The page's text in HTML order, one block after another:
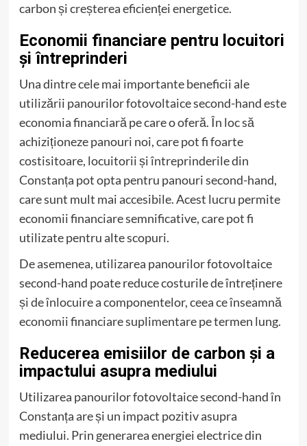
carbon și creșterea eficienței energetice.
Economii financiare pentru locuitori
și întreprinderi
Una dintre cele mai importante beneficii ale
utilizării panourilor fotovoltaice second-hand este
economia financiară pe care o oferă. În loc să
achiziționeze panouri noi, care pot fi foarte
costisitoare, locuitorii și întreprinderile din
Constanța pot opta pentru panouri second-hand,
care sunt mult mai accesibile. Acest lucru permite
economii financiare semnificative, care pot fi
utilizate pentru alte scopuri.
De asemenea, utilizarea panourilor fotovoltaice
second-hand poate reduce costurile de întreținere
și de înlocuire a componentelor, ceea ce înseamnă
economii financiare suplimentare pe termen lung.
Reducerea emisiilor de carbon și a
impactului asupra mediului
Utilizarea panourilor fotovoltaice second-hand în
Constanța are și un impact pozitiv asupra
mediului. Prin generarea energiei electrice din